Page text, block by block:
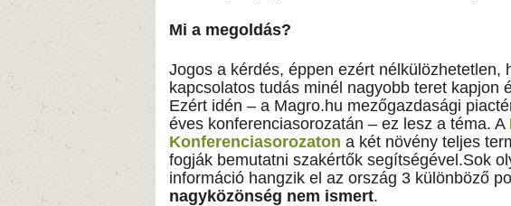
Mi a megoldás?
Jogos a kérdés, éppen ezért nélkülözhetetlen,
kapcsolatos tudás minél nagyobb teret kapjon
Ezért idén – a Magro.hu mezőgazdasági
éves konferenciasorozatán – ez lesz a téma. A
Konferenciasorozaton a két növény teljes
fogják bemutatni szakértők segítségével.Sok
információ hangzik el az ország 3 különböző
nagyközönség nem ismert.